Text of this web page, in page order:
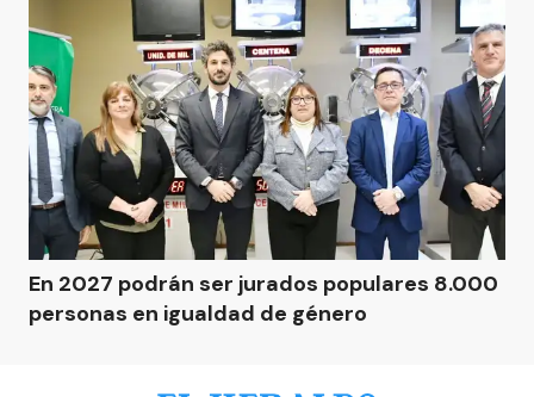
En 2027 podrán ser jurados populares 8.000
personas en igualdad de género